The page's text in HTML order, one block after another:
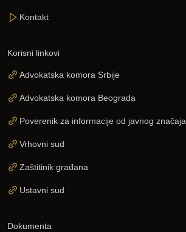
Kontakt
Korisni linkovi
Advokatska komora Srbije
Advokatska komora Beograda
Poverenik za informacije od javnog značaja
Vrhovni sud
Zaštitinik građana
Ustavni sud
Dokumenta